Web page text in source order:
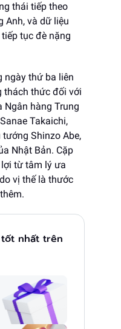
thái tiếp theo
Anh, và dữ liệu
tục đè nặng
ngày thứ ba liên
thách thức đối với
Ngân hàng Trung
Takaichi,
Shinzo Abe,
Nhật Bản. Cặp
từ tâm lý ưa
vị thế là thước
nhất trên